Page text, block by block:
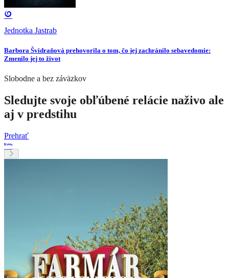
Jednotka Jastrab
Barbora Švidraňová prehovorila o tom, čo jej zachránilo sebavedomie:
Zmenilo jej to život
Slobodne a bez záväzkov
Sledujte svoje obľúbené relácie naživo ale
aj v predstihu
Prehrať